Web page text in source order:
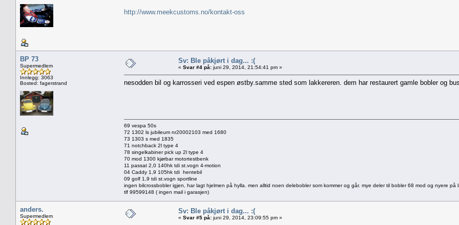
http://www.meekcustoms.no/kontakt-oss
BP 73
Supermedlem
Innlegg: 3063
Bosted: fagerstrand
Sv: Ble påkjørt i dag... :(
« Svar #4 på: juni 29, 2014, 21:54:41 pm »
nesodden bil og karrosseri ved espen østby.samme sted som lakkereren. dem har restaurert gamle bobler og
69 vespa 50s
72 1302 ls jubileum nr20002103 med 1680
73 1303 s med 1835
71 notchback 2l type 4
78 singelkabiner pick up 2l type 4
70 mod 1300 kjørbar motortestbenk
11 passat 2,0 140hk tdi st.vogn 4-motion
04 Caddy 1,9 105hk tdi hentebil
09 golf 1,9 tdi st.vogn sportline
ingen bilcrossbobler igjen, har lagt hjelmen på hylla. men alltid noen delebobler som kommer og går. mye deler til bobler 68 mod og nyere på
tlf 99599148 ( ingen mail i garasjen)
anders.
Supermedlem
Sv: Ble påkjørt i dag... :(
« Svar #5 på: juni 29, 2014, 23:09:55 pm »